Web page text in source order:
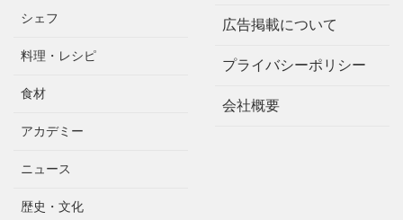
シェフ
料理・レシピ
食材
アカデミー
ニュース
歴史・文化
広告掲載について
プライバシーポリシー
会社概要